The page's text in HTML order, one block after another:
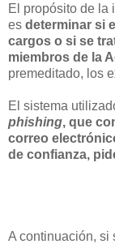
El propósito de la
es determinar si
cargos o si se
miembros de la
premeditado, los
El sistema
phishing, que
correo
de confianza,
A continuación, si